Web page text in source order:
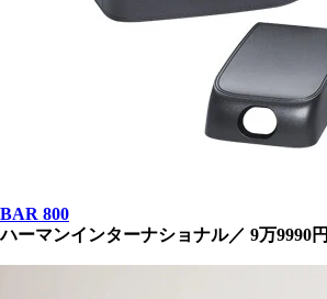
BAR 800
ハーマンインターナショナル／ 9万9990円